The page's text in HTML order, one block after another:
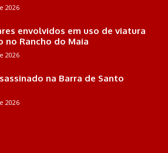
2026
envolvidos em uso de viatura
no Rancho do Maia
2026
na Barra de Santo
2026